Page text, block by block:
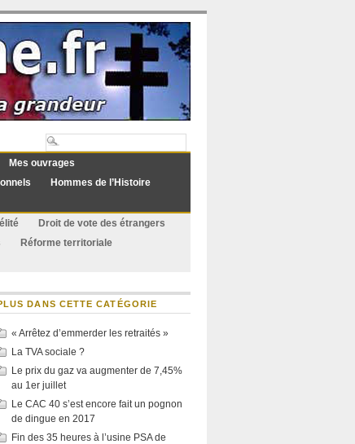
Mes ouvrages
Hommes de l’Histoire
Droit de vote des étrangers
Réforme territoriale
DANS CETTE CATÉGORIE
« Arrêtez d’emmerder les retraités »
La TVA sociale ?
Le prix du gaz va augmenter de 7,45%
au 1er juillet
Le CAC 40 s’est encore fait un pognon
de dingue en 2017
Fin des 35 heures à l’usine PSA de